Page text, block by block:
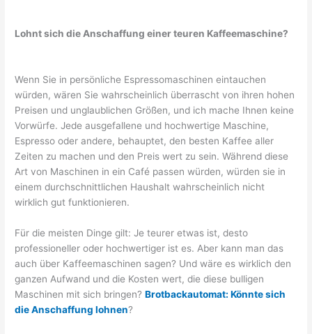
Lohnt sich die Anschaffung einer teuren Kaffeemaschine?
Wenn Sie in persönliche Espressomaschinen eintauchen
würden, wären Sie wahrscheinlich überrascht von ihren hohen
Preisen und unglaublichen Größen, und ich mache Ihnen keine
Vorwürfe. Jede ausgefallene und hochwertige Maschine,
Espresso oder andere, behauptet, den besten Kaffee aller
Zeiten zu machen und den Preis wert zu sein. Während diese
Art von Maschinen in ein Café passen würden, würden sie in
einem durchschnittlichen Haushalt wahrscheinlich nicht
wirklich gut funktionieren.
Für die meisten Dinge gilt: Je teurer etwas ist, desto
professioneller oder hochwertiger ist es. Aber kann man das
auch über Kaffeemaschinen sagen? Und wäre es wirklich den
ganzen Aufwand und die Kosten wert, die diese bulligen
Maschinen mit sich bringen?Brotbackautomat: Könnte sich
die Anschaffung lohnen?